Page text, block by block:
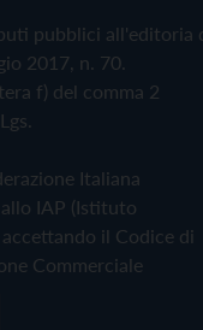
pubblici all'editoria
2017, n. 70.
f) del comma 2
Italiana
IAP (Istituto
il Codice di
Commerciale